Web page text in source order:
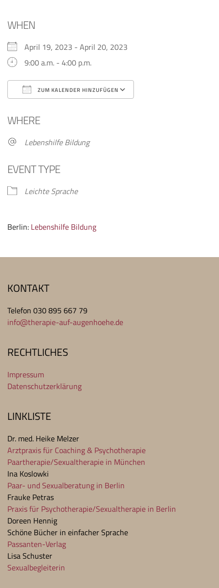
WHEN
April 19, 2023 - April 20, 2023
9:00 a.m. - 4:00 p.m.
ZUM KALENDER HINZUFÜGEN
WHERE
Lebenshilfe Bildung
EVENT TYPE
Leichte Sprache
Berlin: Lebenshilfe Bildung
KONTAKT
Telefon 030 895 667 79
info@therapie-auf-augenhoehe.de
RECHTLICHES
Impressum
Datenschutzerklärung
LINKLISTE
Dr. med. Heike Melzer
Arztpraxis für Coaching & Psychotherapie
Paartherapie/Sexualtherapie in München
Ina Koslowki
Paar- und Sexualberatung in Berlin
Frauke Petras
Praxis für Psychotherapie/Sexualtherapie in Berlin
Doreen Hennig
Schöne Bücher in einfacher Sprache
Passanten-Verlag
Lisa Schuster
Sexualbegleiterin